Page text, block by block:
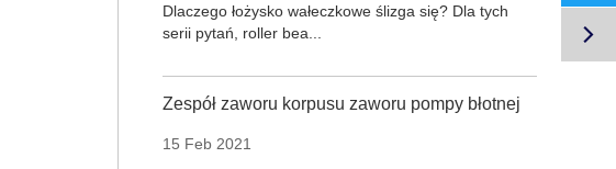
Dlaczego łożysko wałeczkowe ślizga się? Dla tych
serii pytań, roller bea...
Zespół zaworu korpusu zaworu pompy błotnej
15 Feb 2021
